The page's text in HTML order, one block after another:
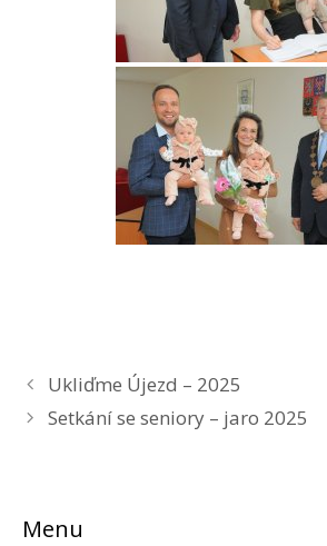
Ukliďme Újezd – 2025
Setkání se seniory – jaro 2025
Menu